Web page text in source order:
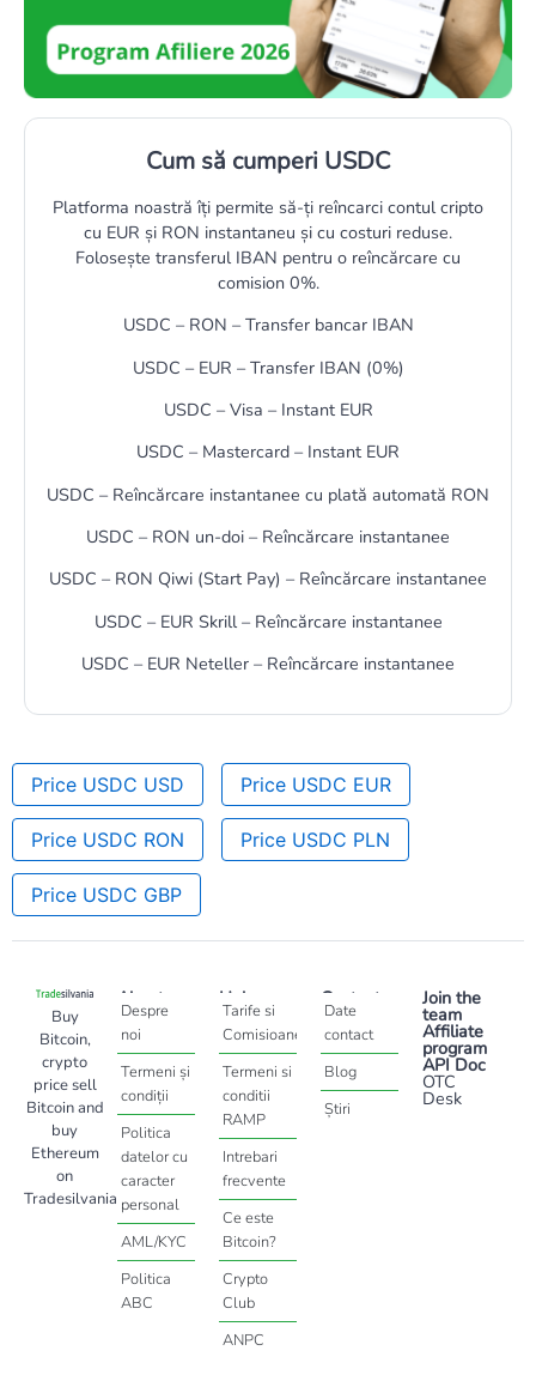
Cum să cumperi USDC
Platforma noastră îți permite să-ți reîncarci contul cripto
cu EUR și RON instantaneu și cu costuri reduse.
Folosește transferul IBAN pentru o reîncărcare cu
comision 0%.
USDC – RON – Transfer bancar IBAN
USDC – EUR – Transfer IBAN (0%)
USDC – Visa – Instant EUR
USDC – Mastercard – Instant EUR
USDC – Reîncărcare instantanee cu plată automată RON
USDC – RON un-doi – Reîncărcare instantanee
USDC – RON Qiwi (Start Pay) – Reîncărcare instantanee
USDC – EUR Skrill – Reîncărcare instantanee
USDC – EUR Neteller – Reîncărcare instantanee
Price USDC USD Price USDC EUR
Price USDC RON Price USDC PLN
Price USDC GBP
Buy
Bitcoin,
crypto
price sell
Bitcoin and
buy
Ethereum
on
Tradesilvania
About
Despre
noi
Termeni și
condiții
Politica
datelor cu
caracter
personal
AML/KYC
Politica
ABC
Help
Tarife si
Comisioane
Termeni si
conditii
RAMP
Intrebari
frecvente
Ce este
Bitcoin?
Crypto
Club
ANPC
Contact
Date
contact
Blog
Știri
Join the
team
Affiliate
program
API Doc
OTC
Desk